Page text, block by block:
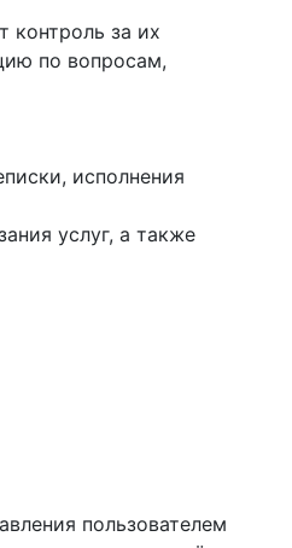
контроль за их
по вопросам,
исполнения
услуг, а также
пользователем